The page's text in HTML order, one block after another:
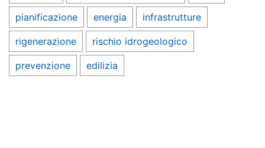
pianificazione energia infrastrutture
rigenerazione rischio idrogeologico
prevenzione edilizia